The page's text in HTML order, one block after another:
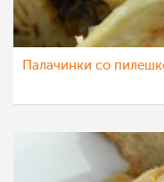
Палачинки со